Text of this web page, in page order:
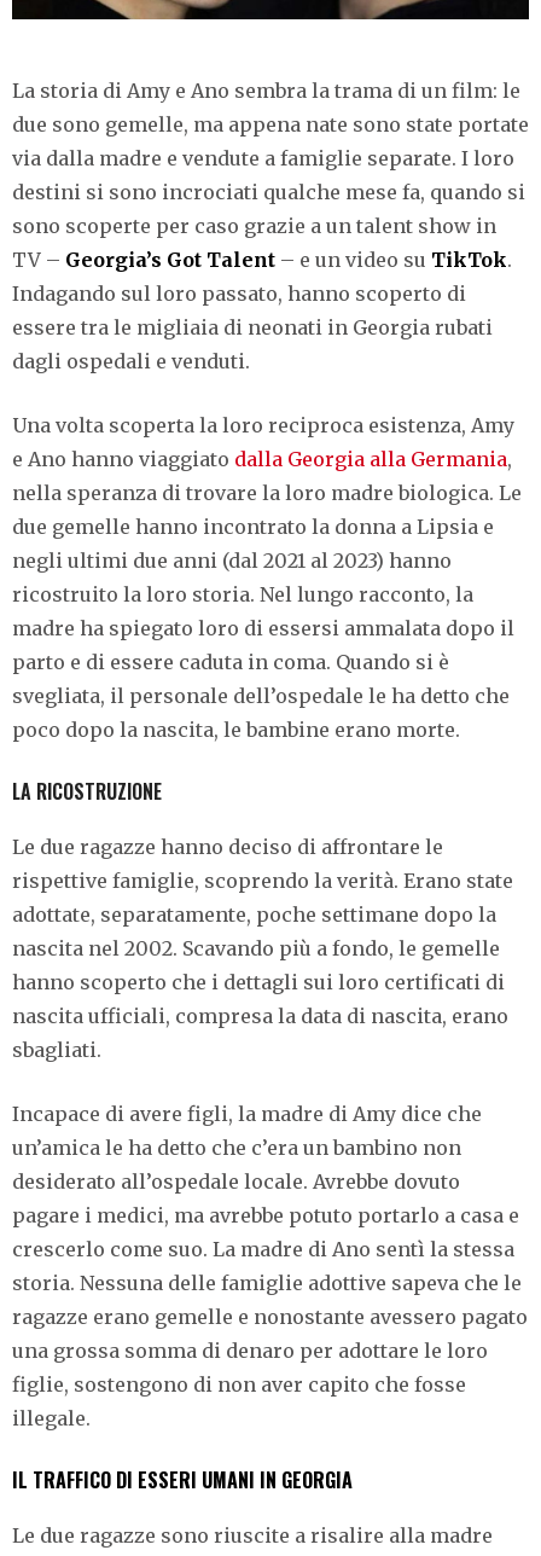
La storia di Amy e Ano sembra la trama di un film: le
due sono gemelle, ma appena nate sono state portate
via dalla madre e vendute a famiglie separate. I loro
destini si sono incrociati qualche mese fa, quando si
sono scoperte per caso grazie a un talent show in
TV – Georgia’s Got Talent – e un video su TikTok.
Indagando sul loro passato, hanno scoperto di
essere tra le migliaia di neonati in Georgia rubati
dagli ospedali e venduti.
Una volta scoperta la loro reciproca esistenza, Amy
e Ano hanno viaggiato dalla Georgia alla Germania,
nella speranza di trovare la loro madre biologica. Le
due gemelle hanno incontrato la donna a Lipsia e
negli ultimi due anni (dal 2021 al 2023) hanno
ricostruito la loro storia. Nel lungo racconto, la
madre ha spiegato loro di essersi ammalata dopo il
parto e di essere caduta in coma. Quando si è
svegliata, il personale dell’ospedale le ha detto che
poco dopo la nascita, le bambine erano morte.
LA RICOSTRUZIONE
Le due ragazze hanno deciso di affrontare le
rispettive famiglie, scoprendo la verità. Erano state
adottate, separatamente, poche settimane dopo la
nascita nel 2002. Scavando più a fondo, le gemelle
hanno scoperto che i dettagli sui loro certificati di
nascita ufficiali, compresa la data di nascita, erano
sbagliati.
Incapace di avere figli, la madre di Amy dice che
un’amica le ha detto che c’era un bambino non
desiderato all’ospedale locale. Avrebbe dovuto
pagare i medici, ma avrebbe potuto portarlo a casa e
crescerlo come suo. La madre di Ano sentì la stessa
storia. Nessuna delle famiglie adottive sapeva che le
ragazze erano gemelle e nonostante avessero pagato
una grossa somma di denaro per adottare le loro
figlie, sostengono di non aver capito che fosse
illegale.
IL TRAFFICO DI ESSERI UMANI IN GEORGIA
Le due ragazze sono riuscite a risalire alla madre